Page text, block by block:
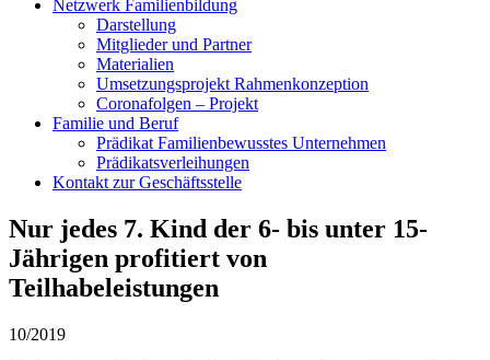
Netzwerk Familienbildung
Darstellung
Mitglieder und Partner
Materialien
Umsetzungsprojekt Rahmenkonzeption
Coronafolgen – Projekt
Familie und Beruf
Prädikat Familienbewusstes Unternehmen
Prädikatsverleihungen
Kontakt zur Geschäftsstelle
Nur jedes 7. Kind der 6- bis unter 15-
Jährigen profitiert von
Teilhabeleistungen
10/2019